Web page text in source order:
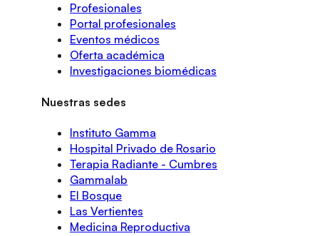
Profesionales
Portal profesionales
Eventos médicos
Oferta académica
Investigaciones biomédicas
Nuestras sedes
Instituto Gamma
Hospital Privado de Rosario
Terapia Radiante - Cumbres
Gammalab
El Bosque
Las Vertientes
Medicina Reproductiva